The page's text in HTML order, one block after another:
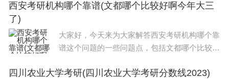
西安考研机构哪个靠谱(文都哪个比较好啊今年大三
了)
大家好，今天来为大家解答西安考研机构哪个靠
谱这个问题的一些问题点，包括文都哪个比较好
今天就来为大家分析分析，现在让我们一起来看
四川农业大学考研(四川农业大学考研分数线2023)